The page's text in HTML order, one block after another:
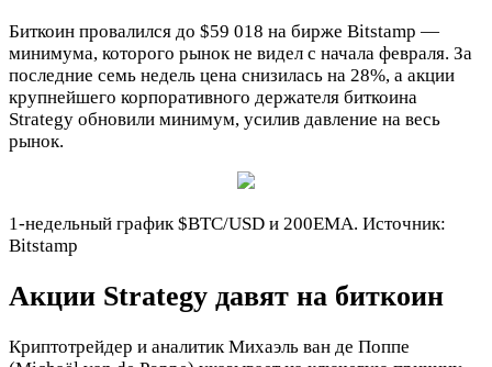
Биткоин провалился до $59 018 на бирже Bitstamp —
минимума, которого рынок не видел с начала февраля. За
последние семь недель цена снизилась на 28%, а акции
крупнейшего корпоративного держателя биткоина
Strategy обновили минимум, усилив давление на весь
рынок.
1-недельный график$BTC/USD и 200EMA. Источник:
Bitstamp
Акции Strategy давят на биткоин
Криптотрейдер и аналитик Михаэль ван де Поппе